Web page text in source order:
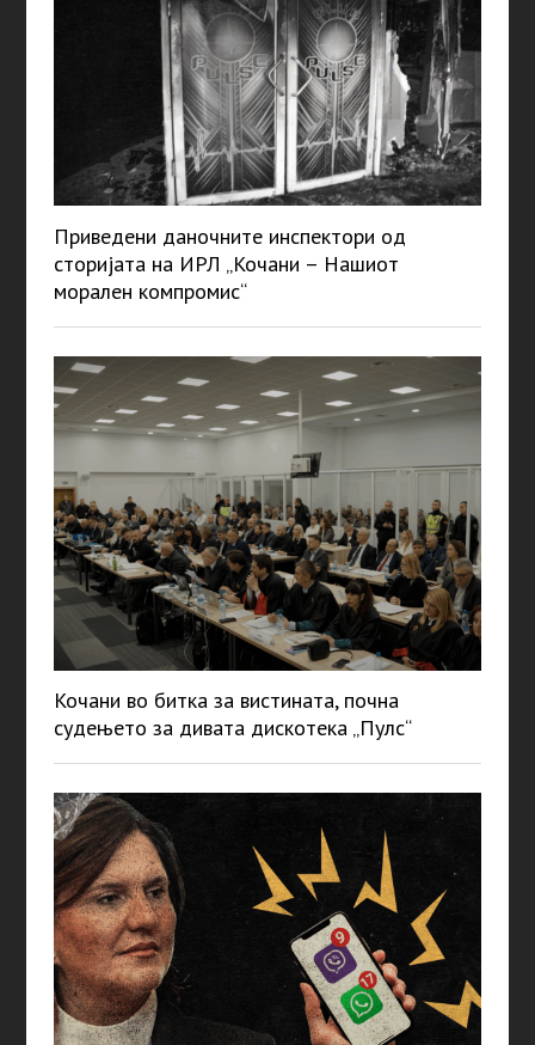
Приведени даночните инспектори од
сторијата на ИРЛ „Кочани – Нашиот
морален компромис“
Кочани во битка за вистината, почна
судењето за дивата дискотека „Пулс“